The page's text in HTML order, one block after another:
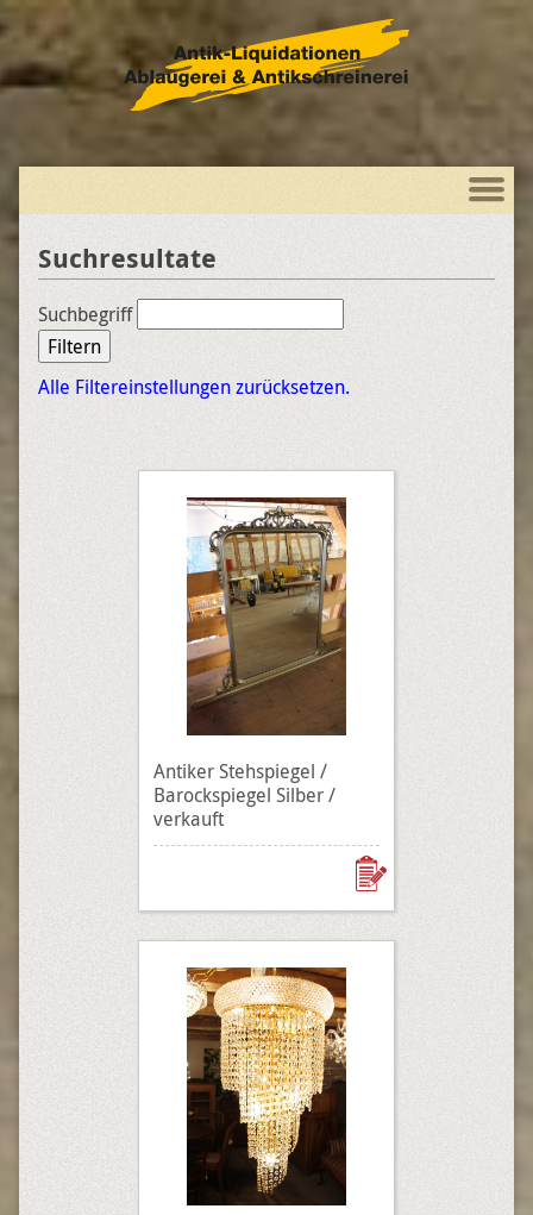
Suchresultate
Suchbegriff
Filtern
Alle Filtereinstellungen zurücksetzen.
Antiker Stehspiegel /
Barockspiegel Silber /
verkauft